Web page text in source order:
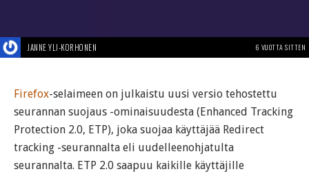
JANNE YLI-KORHONEN 6 VUOTTA SITTEN
Firefox-selaimeen on julkaistu uusi versio tehostettu
seurannan suojaus -ominaisuudesta (Enhanced Tracking
Protection 2.0, ETP), joka suojaa käyttäjää Redirect
tracking -seurannalta eli uudelleenohjatulta
seurannalta. ETP 2.0 saapuu kaikille käyttäjille